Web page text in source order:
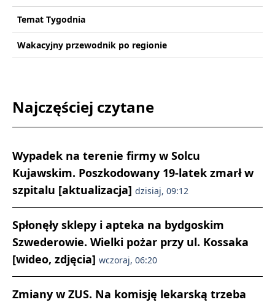
Temat Tygodnia
Wakacyjny przewodnik po regionie
Najczęściej czytane
Wypadek na terenie firmy w Solcu
Kujawskim. Poszkodowany 19-latek zmarł w
szpitalu [aktualizacja] dzisiaj, 09:12
Spłonęły sklepy i apteka na bydgoskim
Szwederowie. Wielki pożar przy ul. Kossaka
[wideo, zdjęcia] wczoraj, 06:20
Zmiany w ZUS. Na komisję lekarską trzeba